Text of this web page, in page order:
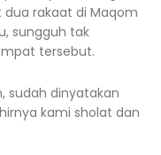
dua rakaat di Maqom
sungguh tak
tersebut.
sudah dinyatakan
kami sholat dan